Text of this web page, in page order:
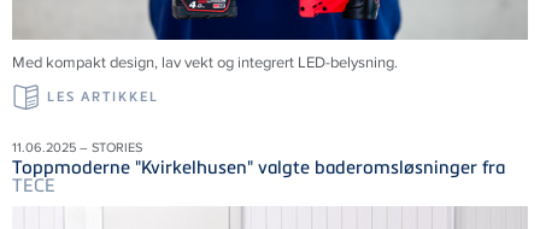
Med kompakt design, lav vekt og integrert LED-belysning.
LES ARTIKKEL
11.06.2025 – STORIES
Toppmoderne "Kvirkelhusen" valgte baderomsløsninger fra
TECE